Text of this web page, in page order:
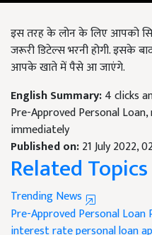
इस तरह के लोन के लिए आपको
जरूरी डिटेल्स भरनी होगी. इसके
आपके खाते में पैसे आ जाएंगे.
English Summary:4 clicks
Pre-Approved Personal
immediately
Published on:21 July 2022,
Related Topics
Trending News
Pre-Approved Personal Loan